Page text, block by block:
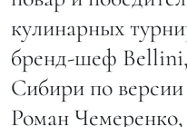
кулинарных
бренд-шеф
Сибири по
Роман